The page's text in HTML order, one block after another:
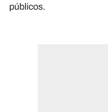
públicos.